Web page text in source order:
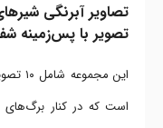
تصویر با پس‌زمینه
این
است که در کنار برگ‌های